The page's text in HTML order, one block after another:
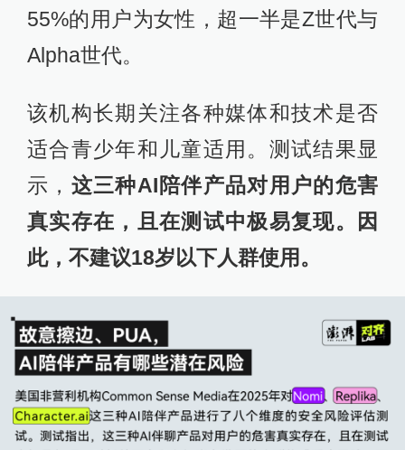
55%的用户为女性，超一半是Z世代与
Alpha世代。
该机构长期关注各种媒体和技术是否
适合青少年和儿童适用。测试结果显
示， 这三种AI陪伴产品对用户的危害
真实存在，且在测试中极易复现。因
此，不建议18岁以下人群使用。